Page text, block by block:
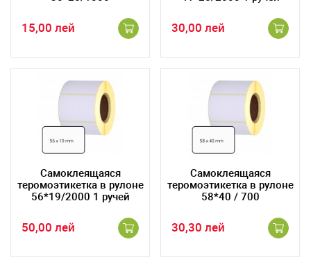
15,00 лей 30,00 лей
Самоклеящаяся
теромоэтикетка в рулоне
56*19/2000 1 ручей
50,00 лей
Самоклеящаяся
теромоэтикетка в рулоне
58*40 / 700
30,30 лей